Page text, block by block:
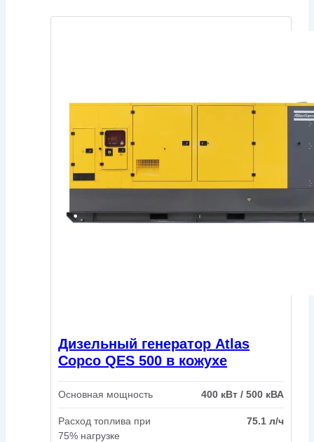
Дизельный генератор Atlas
Copco QES 500 в кожухе
Основная мощность 400 кВт / 500 кВА
Расход топлива при
75% нагрузке
75.1 л/ч